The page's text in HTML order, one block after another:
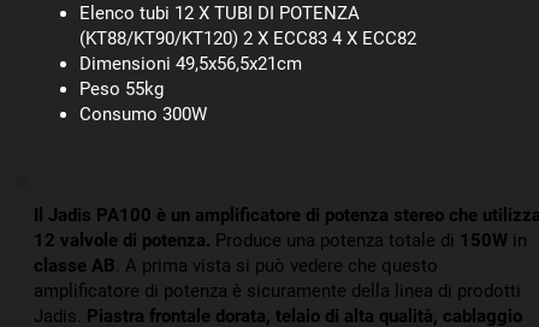
Elenco tubi 12 X TUBI DI POTENZA
(KT88/KT90/KT120) 2 X ECC83 4 X ECC82
Dimensioni 49,5x56,5x21cm
Peso 55kg
Consumo 300W
Il Jadis PA100 è un amplificatore di potenza stereo che
12 valvole di potenza. Produce una potenza totale di 150W in
classe AB. A prima vista si può vedere che questo
amplificatore di potenza è sicuramente della linea di prodotti
Jadis. Piastra frontale dorata, telaio di alta qualità, cablaggio